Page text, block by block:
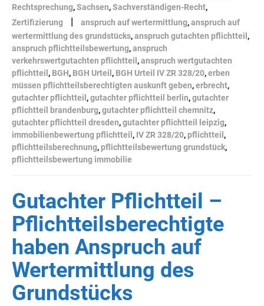
Rechtsprechung,Sachsen,Sachverständigen-Recht,
Zertifizierung
| anspruch auf wertermittlung,anspruch auf
wertermittlung des grundstücks,anspruch gutachten pflichtteil,
anspruch pflichtteilsbewertung,anspruch
verkehrswertgutachten pflichtteil,anspruch wertgutachten
pflichtteil, BGH, BGH Urteil, BGH Urteil IV ZR 328/20,erben
müssen pflichtteilsberechtigten auskunft geben,erbrecht,
gutachter pflichtteil,gutachter pflichtteil berlin,gutachter
pflichtteil brandenburg,gutachter pflichtteil chemnitz,
gutachter pflichtteil dresden,gutachter pflichtteil leipzig,
immobilienbewertung pflichtteil, IV ZR 328/20,pflichtteil,
pflichtteilsberechnung,pflichtteilsbewertung grundstück,
pflichtteilsbewertung immobilie
Gutachter Pflichtteil –
Pflichtteilsberechtigte
haben Anspruch auf
Wertermittlung des
Grundstücks